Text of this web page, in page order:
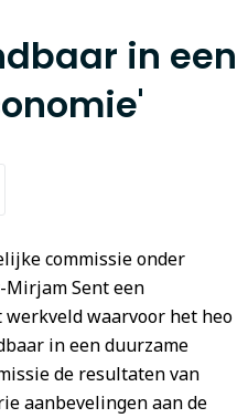
in een
commissie onder
Sent een
waarvoor het heo
in een duurzame
de resultaten van
aanbevelingen aan de